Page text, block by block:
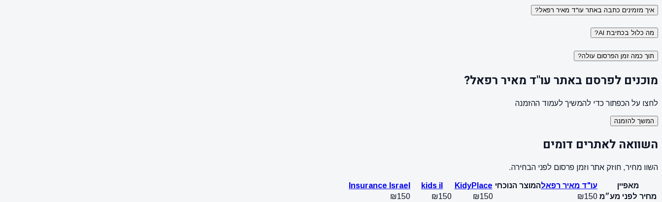
איך מזמינים כתבה באתר עו"ד מאיר רפאל?
מה כלול בכתיבת AI?
תוך כמה זמן הפרסום עולה?
מוכנים לפרסם באתר עו"ד מאיר רפאל?
לחצו על הכפתור כדי להמשיך לעמוד ההזמנה
המשך להזמנה
השוואה לאתרים דומים
השוו מחיר, חוזק אתר וזמן פרסום לפני הבחירה.
מאפיין עו"ד מאיר רפאלהמוצר הנוכחי KidyPlace
kids il
Insurance Israel
מחיר לפני מע״מ ₪150
₪150
₪150
₪150